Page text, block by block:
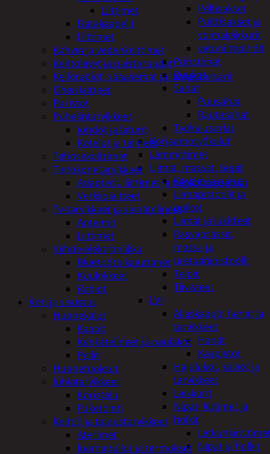
Peltisakset
Pulttisakset ja
voimaleikkurit
vetoniittipihdit
Puristimet
Puukot
Sahat
Puusahat
Rautasahat
Työkalusarjat
Korjaamotyökalut
Lämmittimet
Liimat, massat, teipit
Köydet ja narut
Liimapistoolit ja
puikot
Liimat ja lukitteet
Rasvaprässit,
massa ja
uretaanipistoolit
Teipit
Tiivisteet
LVI
Allaskaapit, hanat ja
tarvikkeet
Hanat
Kaapistot
Hajulukot, kaivot ja
tarvikkeet
Leikkurit
Nipat, liittimet ja
holkit
Nipat ja holkit
Liittimet
Datakaapelit
Liittimet
Kahvin ja vedenkeittimet
Keittolevyt ja paistoraudat
Kelloradiot, sääasemat ja lämpömittarit
Oheislaitteet
Paristot
Puhelintarvikkeet
Johdot ja laturit
Kotelot ja telineet
Tehosekoittimet
Tietokonetarvikkeet
Adapterit, liittimet ja telakointiasemat
Verkkolaitteet
Tv-tarvikkeet ja seinätelineet
Antennit
Liittimet
Viihde-elektroniikka
Bluetooth kaiuttimet
Kuulokkeet
Radiot
Koti ja sisustus
Huonekalut
Kaapit
Kenkätelineet ja naulakot
Peilit
Huonetuoksut
Juhlatarvikkeet
Koristelu
Paketointi
Keittiö ja taloustarvikkeet
Aterimet
Juomapullot ja termokset